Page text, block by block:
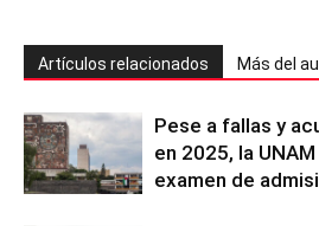
Artículos relacionados Más del
Pese a fallas y
en 2025, la
examen de